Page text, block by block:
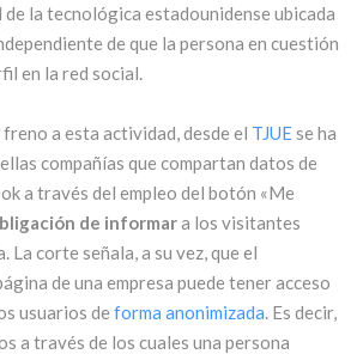
de la tecnológica estadounidense ubicada
de que la persona en cuestión
en la red social.
a esta actividad, desde el TJUEse ha
compañías que compartan datos de
a través del empleo del botón «Me
de informara los visitantes
La corte señala, a su vez, que el
de una empresa puede tener acceso
usuarios de forma anonimizada. Es decir,
a través de los cuales una persona